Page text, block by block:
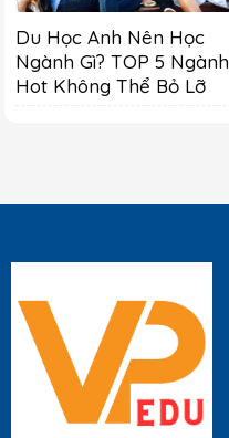
Du Học Anh Nên Học
Ngành Gì? TOP 5 Ngành
Hot Không Thể Bỏ Lỡ